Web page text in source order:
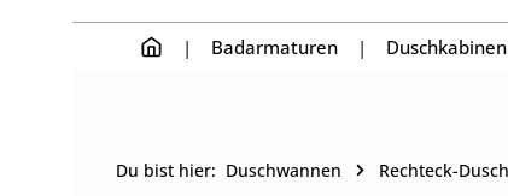
Badarmaturen Duschkabinen
Du bist hier: Duschwannen Rechteck-